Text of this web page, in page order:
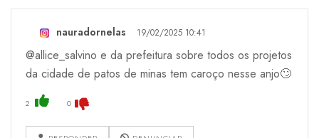
nauradornelas 19/02/2025 10:41
@allice_salvino e da prefeitura sobre todos os projetos
da cidade de patos de minas tem caroço nesse anjo🙄
2 0